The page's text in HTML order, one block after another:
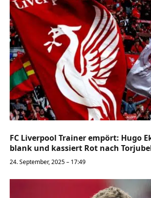
FC Liverpool Trainer empört: Hugo
blank und kassiert Rot nach
24. September, 2025 – 17:49